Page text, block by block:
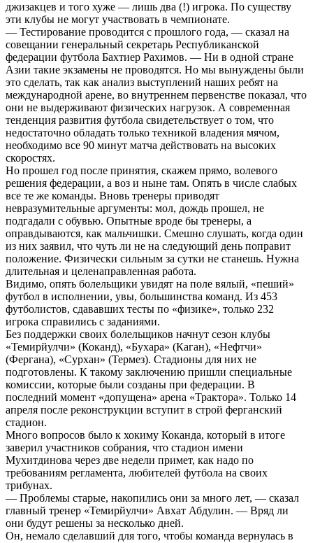
джизакцев и того хуже — лишь два (!) игрока. По существу
эти клубы не могут участвовать в чемпионате.
— Тестирование проводится с прошлого года, — сказал на
совещании генеральный секретарь Республиканской
федерации футбола Бахтиер Рахимов. — Ни в одной стране
Азии такие экзамены не проводятся. Но мы вынуждены были
это сделать, так как анализ выступлений наших ребят на
международной арене, во внутреннем первенстве показал, что
они не выдерживают физических нагрузок. А современная
тенденция развития футбола свидетельствует о том, что
недостаточно обладать только техникой владения мячом,
необходимо все 90 минут матча действовать на высоких
скоростях.
Но прошел год после принятия, скажем прямо, волевого
решения федерации, а воз и ныне там. Опять в числе слабых
все те же команды. Вновь тренеры приводят
невразумительные аргументы: мол, дождь прошел, не
подгадали с обувью. Опытные вроде бы тренеры, а
оправдываются, как мальчишки. Смешно слушать, когда один
из них заявил, что чуть ли не на следующий день поправит
положение. Физически сильным за сутки не станешь. Нужна
длительная и целенаправленная работа.
Видимо, опять болельщики увидят на поле вялый, «пеший»
футбол в исполнении, увы, большинства команд. Из 453
футболистов, сдававших тесты по «физике», только 232
игрока справились с заданиями.
Без поддержки своих болельщиков начнут сезон клубы
«Темирйулчи» (Коканд), «Бухара» (Каган), «Нефтчи»
(Фергана), «Сурхан» (Термез). Стадионы для них не
подготовлены. К такому заключению пришли специальные
комиссии, которые были созданы при федерации. В
последний момент «допущена» арена «Трактора». Только 14
апреля после реконструкции вступит в строй ферганский
стадион.
Много вопросов было к хокиму Коканда, который в итоге
заверил участников собрания, что стадион имени
Мухитдинова через две недели примет, как надо по
требованиям регламента, любителей футбола на своих
трибунах.
— Проблемы старые, накопились они за много лет, — сказал
главный тренер «Темирйулчи» Авхат Абдулин. — Вряд ли
они будут решены за несколько дней.
Он, немало сделавший для того, чтобы команда вернулась в